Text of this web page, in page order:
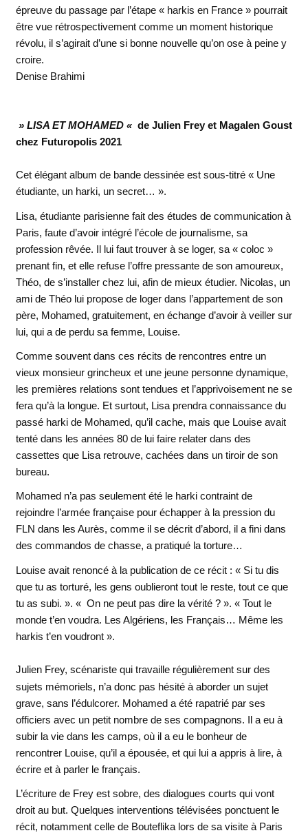
épreuve du passage par l’étape « harkis en France » pourrait
être vue rétrospectivement comme un moment historique
révolu, il s’agirait d’une si bonne nouvelle qu’on ose à peine y
croire.
Denise Brahimi
» LISA ET MOHAMED « de Julien Frey et Magalen Goust
chez Futuropolis 2021
Cet élégant album de bande dessinée est sous-titré « Une
étudiante, un harki, un secret… ».
Lisa, étudiante parisienne fait des études de communication à
Paris, faute d’avoir intégré l’école de journalisme, sa
profession rêvée. Il lui faut trouver à se loger, sa « coloc »
prenant fin, et elle refuse l’offre pressante de son amoureux,
Théo, de s’installer chez lui, afin de mieux étudier. Nicolas, un
ami de Théo lui propose de loger dans l’appartement de son
père, Mohamed, gratuitement, en échange d’avoir à veiller sur
lui, qui a de perdu sa femme, Louise.
Comme souvent dans ces récits de rencontres entre un
vieux monsieur grincheux et une jeune personne dynamique,
les premières relations sont tendues et l’apprivoisement ne se
fera qu’à la longue. Et surtout, Lisa prendra connaissance du
passé harki de Mohamed, qu’il cache, mais que Louise avait
tenté dans les années 80 de lui faire relater dans des
cassettes que Lisa retrouve, cachées dans un tiroir de son
bureau.
Mohamed n’a pas seulement été le harki contraint de
rejoindre l’armée française pour échapper à la pression du
FLN dans les Aurès, comme il se décrit d’abord, il a fini dans
des commandos de chasse, a pratiqué la torture…
Louise avait renoncé à la publication de ce récit : « Si tu dis
que tu as torturé, les gens oublieront tout le reste, tout ce que
tu as subi. ». « On ne peut pas dire la vérité ? ». « Tout le
monde t’en voudra. Les Algériens, les Français… Même les
harkis t’en voudront ».
Julien Frey, scénariste qui travaille régulièrement sur des
sujets mémoriels, n’a donc pas hésité à aborder un sujet
grave, sans l’édulcorer. Mohamed a été rapatrié par ses
officiers avec un petit nombre de ses compagnons. Il a eu à
subir la vie dans les camps, où il a eu le bonheur de
rencontrer Louise, qu’il a épousée, et qui lui a appris à lire, à
écrire et à parler le français.
L’écriture de Frey est sobre, des dialogues courts qui vont
droit au but. Quelques interventions télévisées ponctuent le
récit, notamment celle de Bouteflika lors de sa visite à Paris